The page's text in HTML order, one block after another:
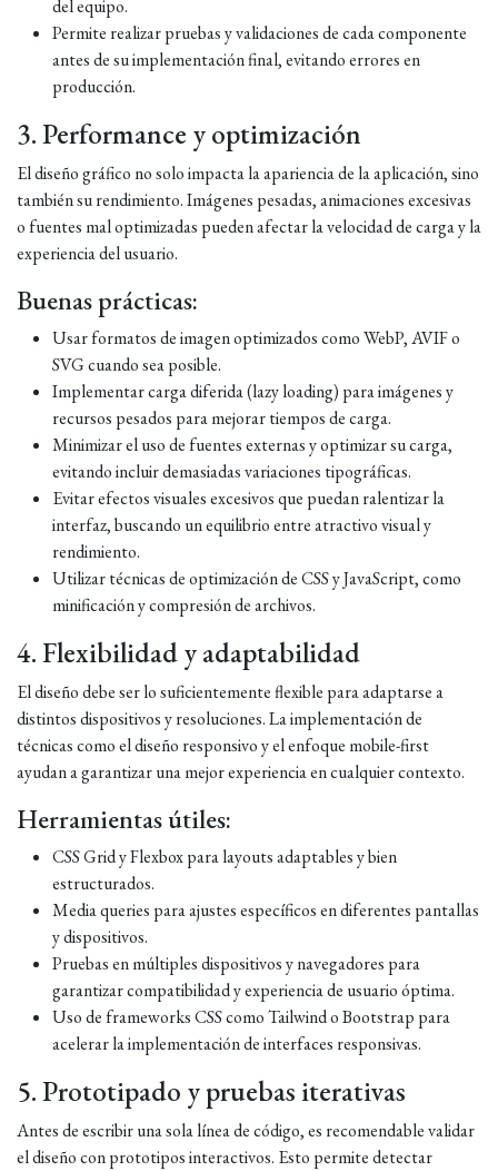
del equipo.
Permite realizar pruebas y validaciones de cada componente
antes de su implementación final, evitando errores en
producción.
3. Performance y optimización
El diseño gráfico no solo impacta la apariencia de la aplicación, sino
también su rendimiento. Imágenes pesadas, animaciones excesivas
o fuentes mal optimizadas pueden afectar la velocidad de carga y la
experiencia del usuario.
Buenas prácticas:
Usar formatos de imagen optimizados como WebP, AVIF o
SVG cuando sea posible.
Implementar carga diferida (lazy loading) para imágenes y
recursos pesados para mejorar tiempos de carga.
Minimizar el uso de fuentes externas y optimizar su carga,
evitando incluir demasiadas variaciones tipográficas.
Evitar efectos visuales excesivos que puedan ralentizar la
interfaz, buscando un equilibrio entre atractivo visual y
rendimiento.
Utilizar técnicas de optimización de CSS y JavaScript, como
minificación y compresión de archivos.
4. Flexibilidad y adaptabilidad
El diseño debe ser lo suficientemente flexible para adaptarse a
distintos dispositivos y resoluciones. La implementación de
técnicas como el diseño responsivo y el enfoque mobile-first
ayudan a garantizar una mejor experiencia en cualquier contexto.
Herramientas útiles:
CSS Grid y Flexbox para layouts adaptables y bien
estructurados.
Media queries para ajustes específicos en diferentes pantallas
y dispositivos.
Pruebas en múltiples dispositivos y navegadores para
garantizar compatibilidad y experiencia de usuario óptima.
Uso de frameworks CSS como Tailwind o Bootstrap para
acelerar la implementación de interfaces responsivas.
5. Prototipado y pruebas iterativas
Antes de escribir una sola línea de código, es recomendable validar
el diseño con prototipos interactivos. Esto permite detectar